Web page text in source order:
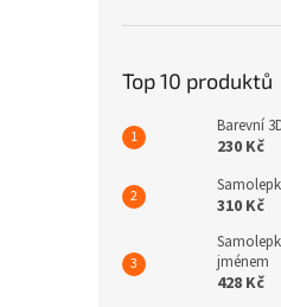
Top 10 produktů
Barevní
230 Kč
310 Kč
jménem
428 Kč